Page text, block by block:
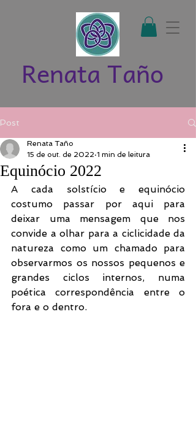
Renata Taño
Post
Equinócio 2022
Renata Taño
15 de out. de 2022 1 min de leitura
A cada solstício e equinócio
costumo passar por aqui para
deixar uma mensagem que nos
convide a olhar para a ciclicidade da
natureza como um chamado para
observarmos os nossos pequenos e
grandes ciclos internos, numa
poética correspondência entre o
fora e o dentro.